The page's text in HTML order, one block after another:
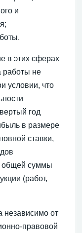
и
в этих сферах
работы не
условии, что
год
в размере
ставки,
общей суммы
(работ,
независимо от
правовой